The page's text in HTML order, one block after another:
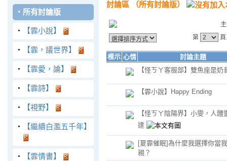
‧ 所有討論版
‧ 【霏小說】
‧ 【霏，議世界】
‧ 【霏愛，論】
‧ 【霏詩】
‧ 【視野】
‧ 【繼續白濫五千年】
‧ 【霏情書】
討論區 （所有討論版）
第
標示 心情
討論主題
【怪ㄎㄚ客服部】雙魚座是奶
【霏小說】Happy Ending
【怪ㄎㄚ陰陽界】小雯，人體
達
[夏霏催眠]為什麼我選擇你當
親？